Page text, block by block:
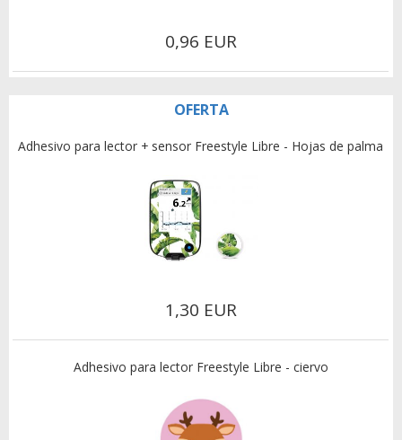
0,96 EUR
OFERTA
Adhesivo para lector + sensor Freestyle Libre - Hojas de palma
1,30 EUR
Adhesivo para lector Freestyle Libre - ciervo